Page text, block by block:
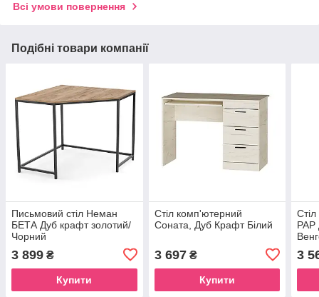
Всі умови повернення
Подібні товари компанії
Письмовий стіл Неман
БЕТА Дуб крафт золотий/
Чорний
3 899 ₴
Купити
Стіл комп'ютерний
Соната, Дуб Крафт Білий
3 697₴
Купити
РАР
3